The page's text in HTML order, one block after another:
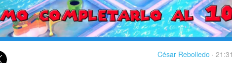
César Rebolledo ·